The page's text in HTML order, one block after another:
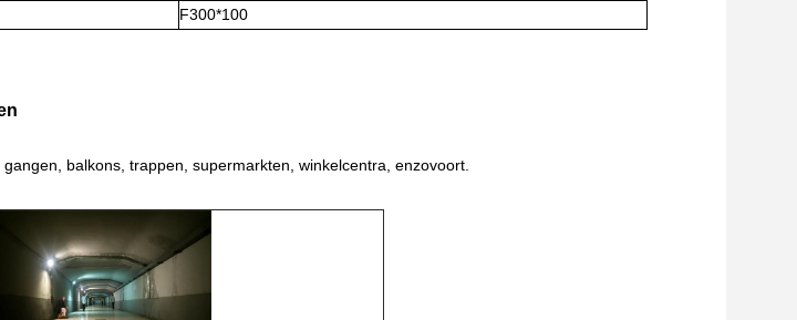
F300*100
balkons, trappen, supermarkten, winkelcentra, enzovoort.